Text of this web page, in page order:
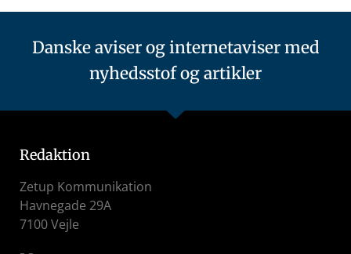
Danske aviser og internetaviser med
nyhedsstof og artikler
Redaktion
Zetup Kommunikation
Havnegade 29A
7100 Vejle